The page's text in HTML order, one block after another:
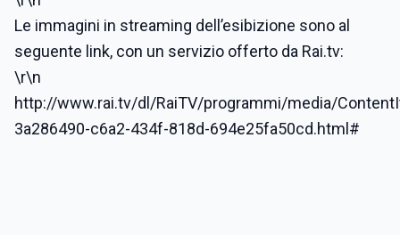
Le immagini in streaming dell’esibizione sono al
seguente link, con un servizio offerto da Rai.tv:
\r\n
http://www.rai.tv/dl/RaiTV/programmi/media/
3a286490-c6a2-434f-818d-694e25fa50cd.html#